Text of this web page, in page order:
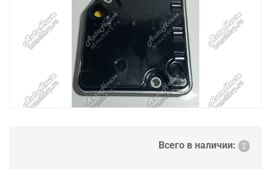
Всего в наличии: 2